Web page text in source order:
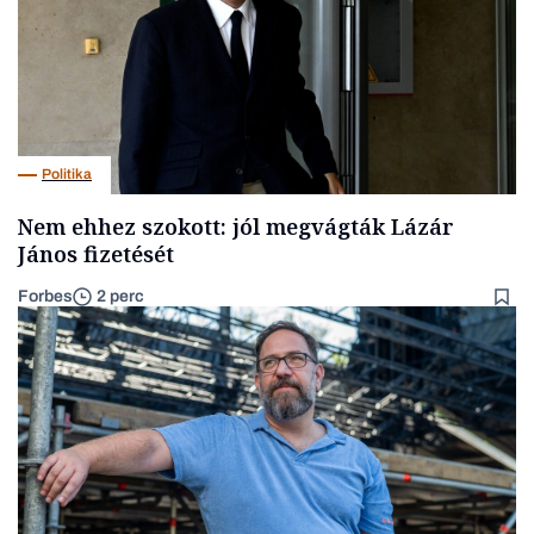
Politika
Nem ehhez szokott: jól megvágták Lázár
János fizetését
Forbes 2 perc